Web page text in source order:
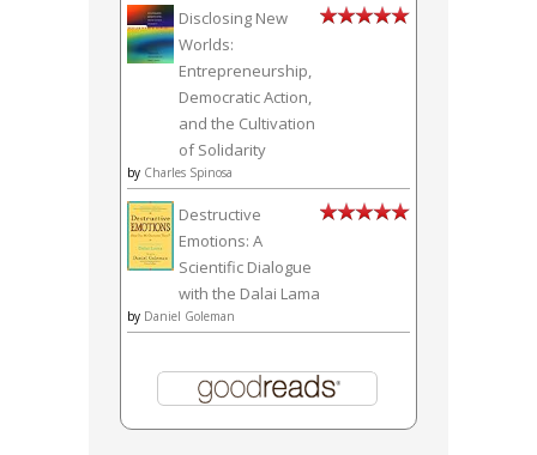
Disclosing New
Worlds:
Entrepreneurship,
Democratic Action,
and the Cultivation
of Solidarity
by Charles Spinosa
Destructive
Emotions: A
Scientific Dialogue
with the Dalai Lama
by Daniel Goleman